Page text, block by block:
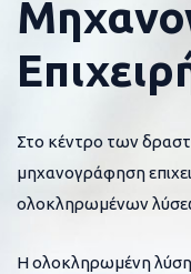
Στο κέντρο των
μηχανογράφηση
ολοκληρωμένων
Η ολοκληρωμένη